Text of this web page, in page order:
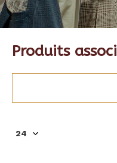
Produits